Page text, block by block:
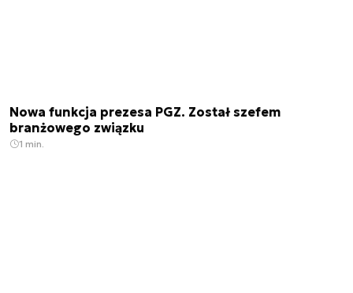
Nowa funkcja prezesa PGZ. Został szefem
branżowego związku
1 min.